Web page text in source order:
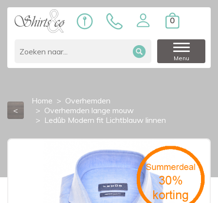
0
Menu
<
Home
Overhemden
Overhemden lange mouw
Ledûb Modern fit Lichtblauw linnen